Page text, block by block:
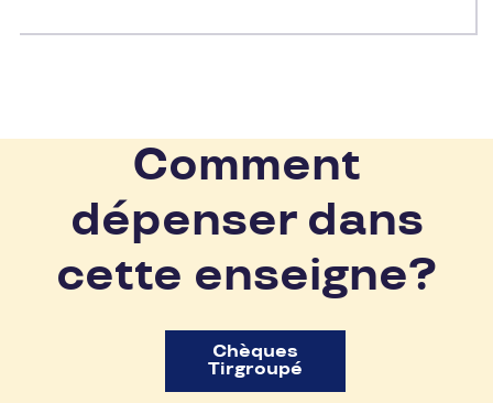
Comment
dépenser dans
cette enseigne?
Chèques
Tirgroupé